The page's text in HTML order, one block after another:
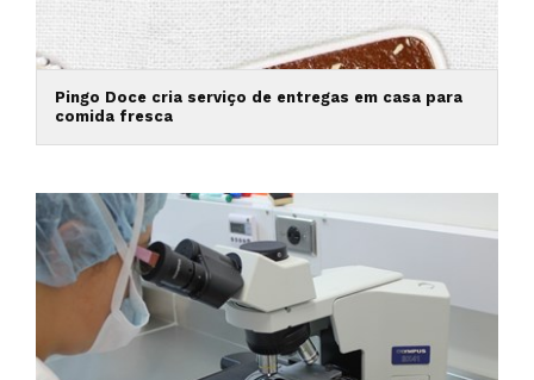
Pingo Doce cria serviço de entregas em casa para
comida fresca